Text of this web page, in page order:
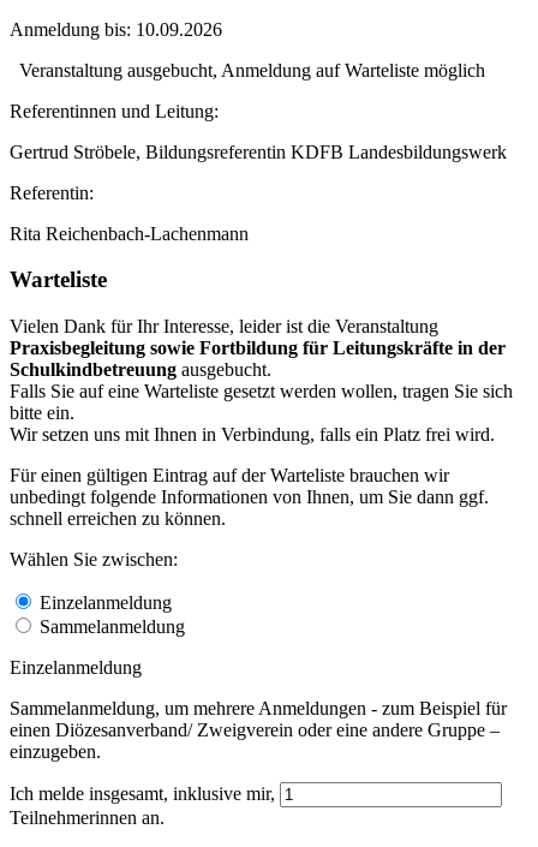
Anmeldung bis: 10.09.2026
Veranstaltung ausgebucht, Anmeldung auf Warteliste möglich
Referentinnen und Leitung:
Gertrud Ströbele, Bildungsreferentin KDFB Landesbildungswerk
Referentin:
Rita Reichenbach-Lachenmann
Warteliste
Vielen Dank für Ihr Interesse, leider ist die Veranstaltung
Praxisbegleitung sowie Fortbildung für Leitungskräfte in der
Schulkindbetreuung ausgebucht.
Falls Sie auf eine Warteliste gesetzt werden wollen, tragen Sie sich
bitte ein.
Wir setzen uns mit Ihnen in Verbindung, falls ein Platz frei wird.
Für einen gültigen Eintrag auf der Warteliste brauchen wir
unbedingt folgende Informationen von Ihnen, um Sie dann ggf.
schnell erreichen zu können.
Wählen Sie zwischen:
Einzelanmeldung
Sammelanmeldung
Einzelanmeldung
Sammelanmeldung, um mehrere Anmeldungen - zum Beispiel für
einen Diözesanverband/ Zweigverein oder eine andere Gruppe –
einzugeben.
Ich melde insgesamt, inklusive mir,
Teilnehmerinnen an.